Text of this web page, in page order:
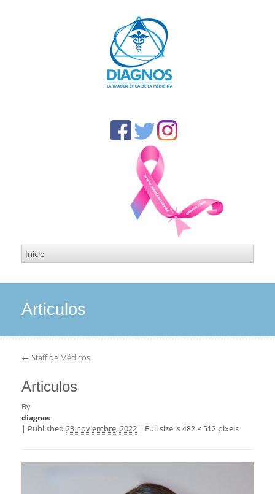
Articulos
← Staff de Médicos
Articulos
By
diagnos
| Published 23 noviembre, 2022 | Full size is482 × 512 pixels